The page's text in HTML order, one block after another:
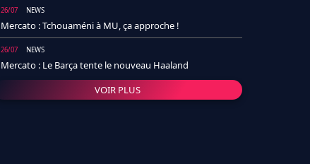
26/07 NEWS
Mercato : Tchouaméni à MU, ça approche !
26/07 NEWS
Mercato : Le Barça tente le nouveau Haaland
VOIR PLUS